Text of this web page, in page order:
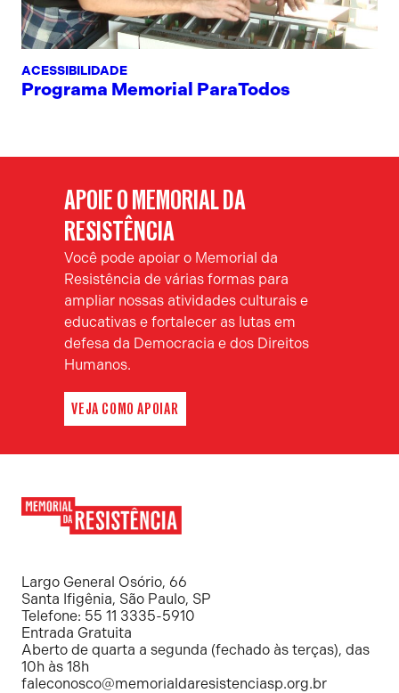
ACESSIBILIDADE
Programa Memorial ParaTodos
APOIE O MEMORIAL DA
RESISTÊNCIA
Você pode apoiar o Memorial da
Resistência de várias formas para
ampliar nossas atividades culturais e
educativas e fortalecer as lutas em
defesa da Democracia e dos Direitos
Humanos.
VEJA COMO APOIAR
Resistência
Largo General Osório, 66
Santa Ifigênia, São Paulo, SP
Telefone: 55 11 3335-5910
Entrada Gratuita
Aberto de quarta a segunda (fechado às terças), das
10h às 18h
faleconosco@memorialdaresistenciasp.org.br